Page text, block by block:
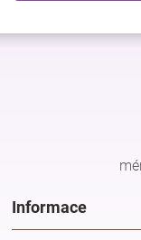
Z
Informace